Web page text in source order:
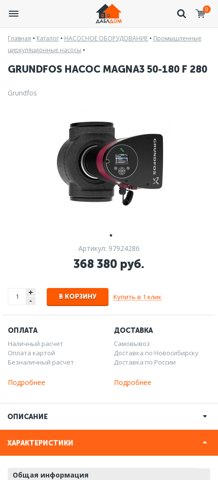
0
Главная • Каталог • НАСОСНОЕ ОБОРУДОВАНИЕ • Промышленные
циркуляционные насосы •
GRUNDFOS НАСОС MAGNA3 50-180 F 280
Grundfos
Артикул: 97924286
368 380 руб.
+
- В КОРЗИНУ Купить в 1 клик
ОПЛАТА
Наличный расчет
Оплата картой
Безналичный расчет
Подробнее
ДОСТАВКА
Самовывоз
Доставка по Новосибирску
Доставка по России
Подробнее
ОПИСАНИЕ
ХАРАКТЕРИСТИКИ
Общая информация